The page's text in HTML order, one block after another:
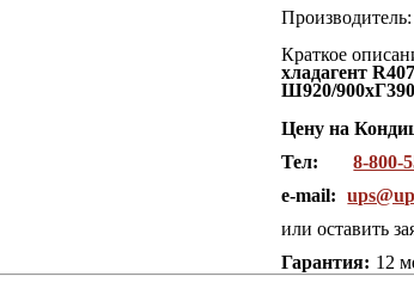
Краткое
хладагент
Ш920/
Цену на
Тел:
8-800-
e-mail:
или оставить
Гарантия: 12